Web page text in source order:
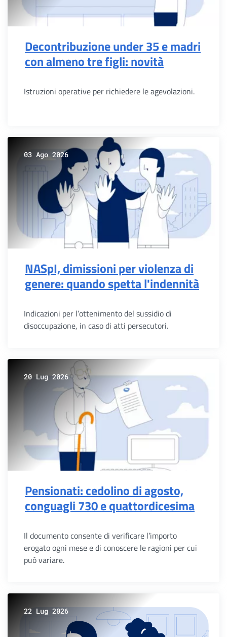
Decontribuzione under 35 e madri
con almeno tre figli: novità
Istruzioni operative per richiedere le agevolazioni.
03 Ago 2026
NASpI, dimissioni per violenza di
genere: quando spetta l'indennità
Indicazioni per l’ottenimento del sussidio di
disoccupazione, in caso di atti persecutori.
20 Lug 2026
Pensionati: cedolino di agosto,
conguagli 730 e quattordicesima
Il documento consente di verificare l’importo
erogato ogni mese e di conoscere le ragioni per cui
può variare.
22 Lug 2026